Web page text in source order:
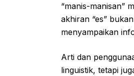
“manis-manisan”
akhiran “es”
menyampaikan
Arti dan
linguistik, tetapi